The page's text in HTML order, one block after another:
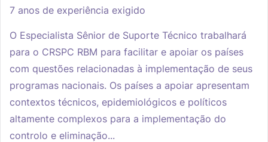
7 anos de experiência exigido
O Especialista Sênior de Suporte Técnico trabalhará
para o CRSPC RBM para facilitar e apoiar os países
com questões relacionadas à implementação de seus
programas nacionais. Os países a apoiar apresentam
contextos técnicos, epidemiológicos e políticos
altamente complexos para a implementação do
controlo e eliminação...